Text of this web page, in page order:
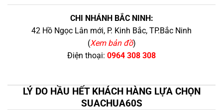
CHI NHÁNH BẮC NINH:
42 Hồ Ngọc Lân mới, P. Kinh Bắc, TP.Bắc Ninh
(Xem bản đồ)
Điện thoại: 0964 308 308
LÝ DO HẦU HẾT KHÁCH HÀNG LỰA CHỌN
SUACHUA60S